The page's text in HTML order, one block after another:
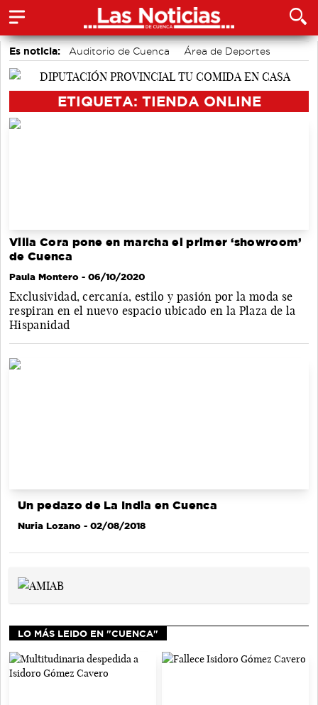
Es noticia: Auditorio de Cuenca
Área de Deportes
Actividades culturales en Cuenca
ETIQUETA: TIENDA ONLINE
Villa Cora pone en marcha el primer ‘showroom’
de Cuenca
Paula Montero - 06/10/2020
Exclusividad, cercanía, estilo y pasión por la moda se
respiran en el nuevo espacio ubicado en la Plaza de la
Hispanidad
Un pedazo de La India en Cuenca
Nuria Lozano - 02/08/2018
LO MÁS LEIDO EN "CUENCA"